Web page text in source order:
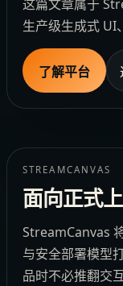
这篇文章属于
生产级生成式 UI
了解平台
STREAMCANVAS
面向正式
StreamCanvas
与安全部署模型
品时不必推翻交